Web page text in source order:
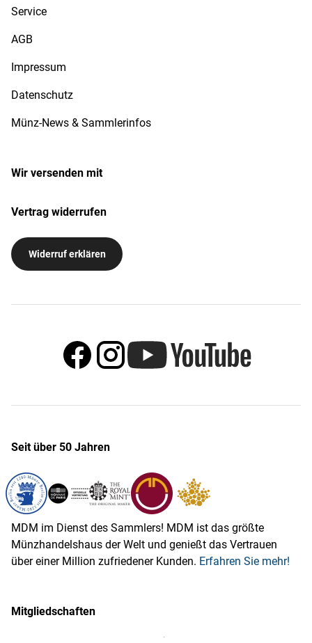
Service
AGB
Impressum
Datenschutz
Münz-News & Sammlerinfos
Wir versenden mit
Vertrag widerrufen
Widerruf erklären
Seit über 50 Jahren
MDM im Dienst des Sammlers! MDM ist das größte
Münzhandelshaus der Welt und genießt das Vertrauen
über einer Million zufriedener Kunden. Erfahren Sie mehr!
Mitgliedschaften